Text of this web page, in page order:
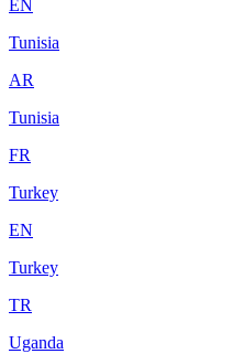
EN
Tunisia
AR
Tunisia
FR
Turkey
EN
Turkey
TR
Uganda